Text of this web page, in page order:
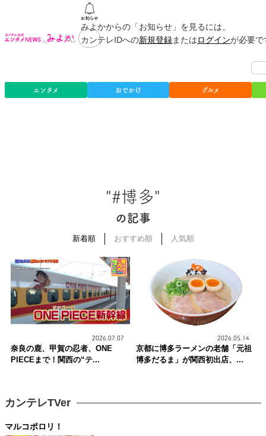
みよかからの「お知らせ」を見るには、
カンテレIDへの新規登録またはログインが必要
エンタメ おでかけ グルメ
"#博多"
の記事
新着順 おすすめ順 人気順
2026.07.07
奈良の鹿、甲賀の忍者、ONE
PIECEまで！関西の“テ...
2026.05.14
京都に博多ラーメンの老舗「元祖
博多だるま」が関西初出店、...
カンテレTVer
マルコポロリ！